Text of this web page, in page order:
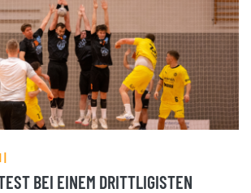
|
BEI EINEM DRITTLIGISTEN